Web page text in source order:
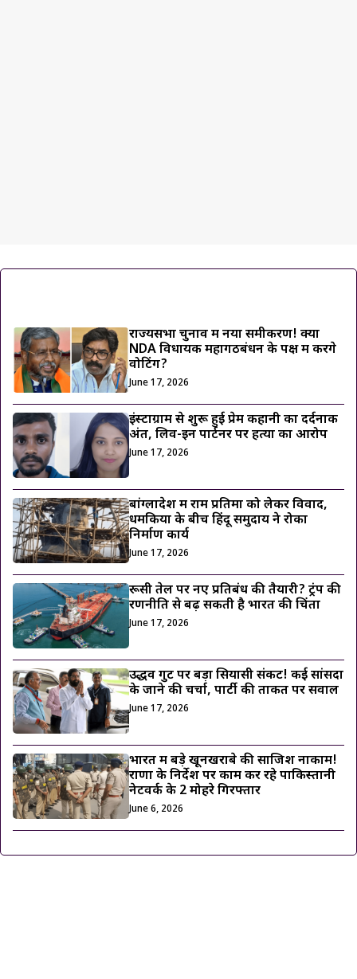
राज्यसभा चुनाव में नया समीकरण! क्या
NDA विधायक महागठबंधन के पक्ष में करेंगे
वोटिंग?
June 17, 2026
इंस्टाग्राम से शुरू हुई प्रेम कहानी का दर्दनाक
अंत, लिव-इन पार्टनर पर हत्या का आरोप
June 17, 2026
बांग्लादेश में राम प्रतिमा को लेकर विवाद,
धमकियों के बीच हिंदू समुदाय ने रोका
निर्माण कार्य
June 17, 2026
रूसी तेल पर नए प्रतिबंध की तैयारी? ट्रंप की
रणनीति से बढ़ सकती है भारत की चिंता
June 17, 2026
उद्धव गुट पर बड़ा सियासी संकट! कई सांसदों
के जाने की चर्चा, पार्टी की ताकत पर सवाल
June 17, 2026
भारत में बड़े खूनखराबे की साजिश नाकाम!
राणा के निर्देश पर काम कर रहे पाकिस्तानी
नेटवर्क के 2 मोहरे गिरफ्तार
June 6, 2026